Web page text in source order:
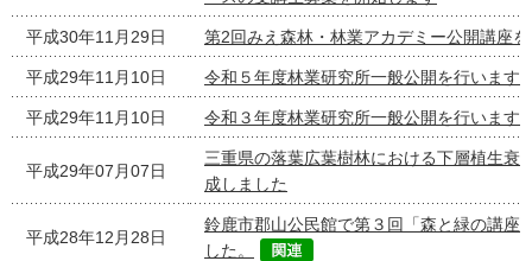
平成30年11月29日 第2回みえ森林・林業アカデミー公開講座
平成29年11月10日 令和５年度林業研究所一般公開を行います
平成29年11月10日 令和３年度林業研究所一般公開を行います
平成29年07月07日
三重県の落葉広葉樹林における下層植生衰
成しました
平成28年12月28日
鈴鹿市郡山公民館で第３回「森と緑の講座
した。